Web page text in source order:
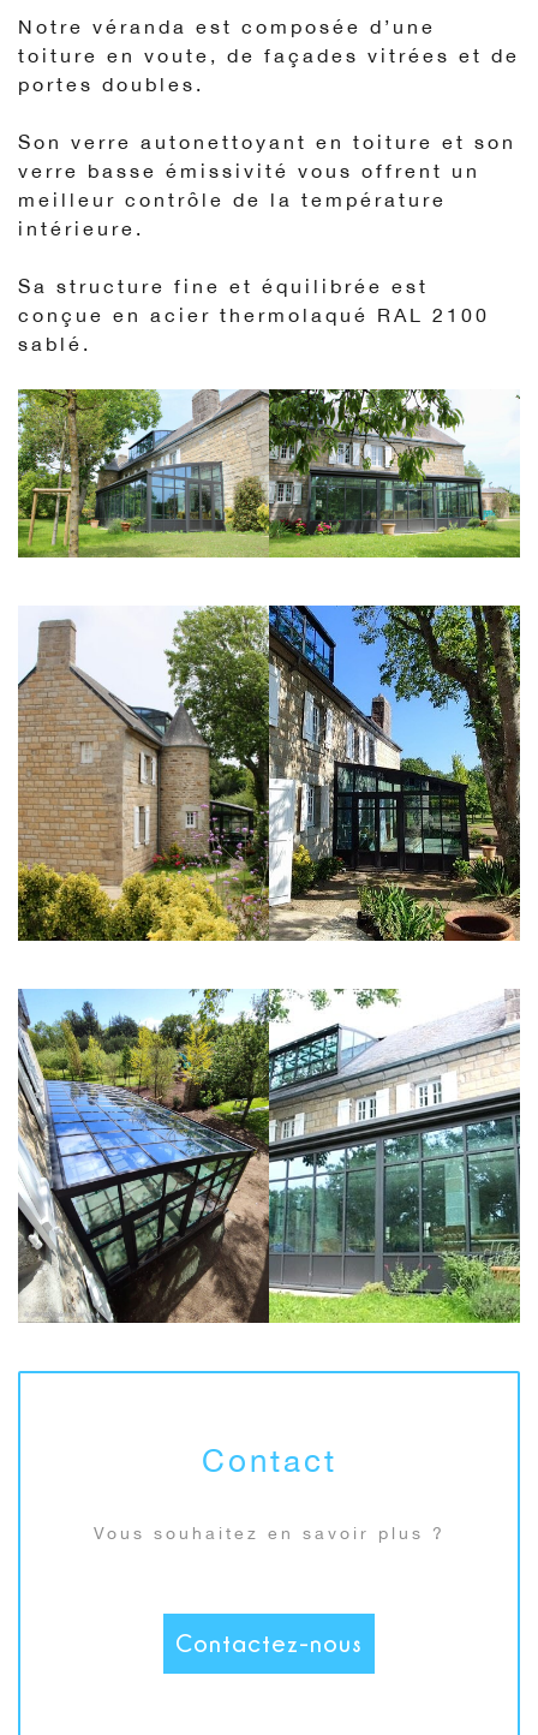
Notre véranda est composée d’une
toiture en voute, de façades vitrées et de
portes doubles.
Son verre autonettoyant en toiture et son
verre basse émissivité vous offrent un
meilleur contrôle de la température
intérieure.
Sa structure fine et équilibrée est
conçue en acier thermolaqué RAL 2100
sablé.
Contact
Vous souhaitez en savoir plus ?
Contactez-nous